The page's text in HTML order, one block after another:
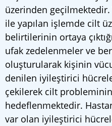
üzerinden
ile yapılan işlemde cilt
belirtilerinin ortaya
ufak zedelenmeler ve
oluşturularak kişinin
denilen iyileştirici
çekilerek cilt
hedeflenmektedir.
var olan iyileştirici